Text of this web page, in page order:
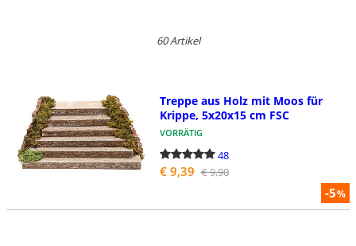
60 Artikel
-5%
Treppe aus Holz mit Moos für
Krippe, 5x20x15 cm FSC
VORRÄTIG
48
€ 9,39 € 9,90